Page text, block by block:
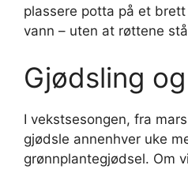
plassere potta på et
vann – uten at røttene
Gjødsling
I vekstsesongen, fra
gjødsle annenhver uke
grønnplantegjødsel. Om